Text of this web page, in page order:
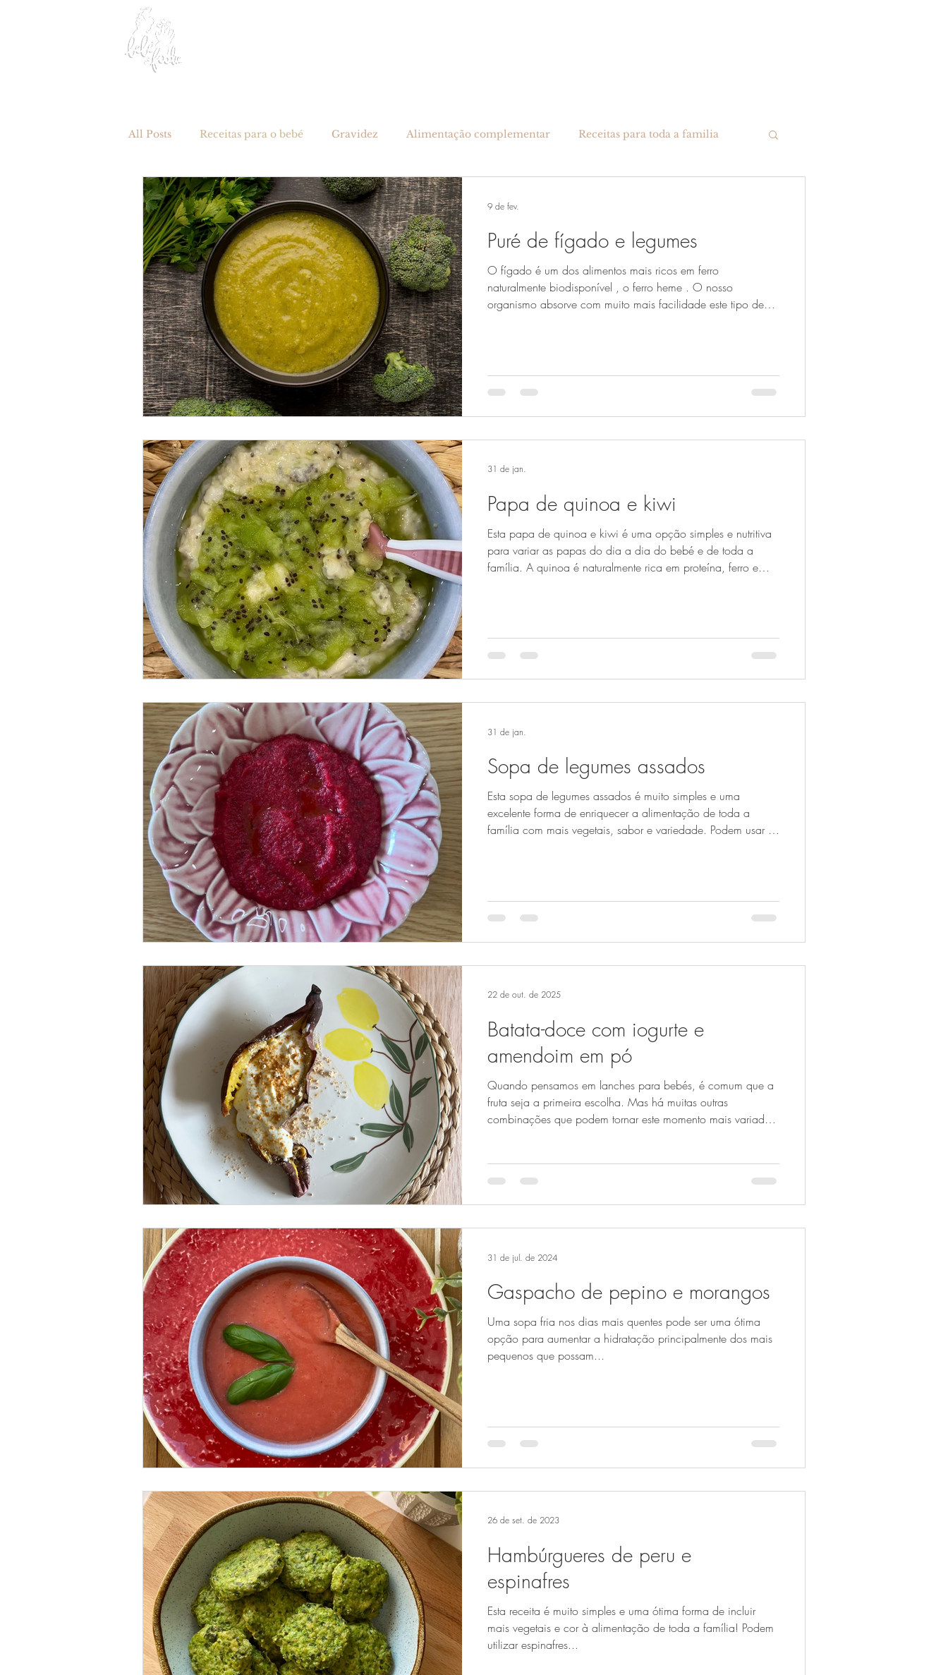
All Posts Receitas para o bebé Gravidez Alimentação complementar Receitas para toda a familia
Refeições principais Lanches Guia dos alimentos
Puré de fígado e legumes
O fígado é um dos alimentos mais ricos em ferro
naturalmente biodisponível , o ferro heme . O nosso
organismo absorve com muito mais facilidade este tipo de
.Optar por fígado biológico reduz a exposição a resíduos
indesejáveis, já que este é um órgão de armazenamento e
9 de fev.
Papa de quinoa e kiwi
Esta papa de quinoa e kiwi é uma opção simples e nutritiva
para variar as papas do dia a dia do bebé e de toda a
família. A quinoa é naturalmente rica em proteína, ferro e
a textura ajustada à fase do bebé. Esta combinação é
também uma boa estratégia para introduzir sabores menos
31 de jan.
Sopa de legumes assados
Esta sopa de legumes assados é muito simples e uma
excelente forma de enriquecer a alimentação de toda a
família com mais vegetais, sabor e variedade. Podem usar os
intenso, o que torna esta sopa especialmente apelativa para
bebés e crianças, pode ser oferecida a partir dos 6 meses.
31 de jan.
Batata-doce com iogurte e
amendoim em pó
Quando pensamos em lanches para bebés, é comum que a
fruta seja a primeira escolha. Mas há muitas outras
combinações que podem tornar este momento mais variado,
ingredientes simples, mas cheios de benefícios. A batata-
doce é rica em fibra, vitamina A e fica naturalmente doce e
cremosa depois de assar. O iogurte natural fornece proteína e
22 de out. de 2025
Gaspacho de pepino e morangos
Uma sopa fria nos dias mais quentes pode ser uma ótima
opção para aumentar a hidratação principalmente dos mais
pequenos que possam...
31 de jul. de 2024
Hambúrgueres de peru e
espinafres
Esta receita é muito simples e uma ótima forma de incluir
mais vegetais e cor à alimentação de toda a família! Podem
utilizar espinafres...
26 de set. de 2023